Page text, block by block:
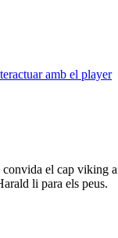
amb el player
el cap viking a
li para els peus.